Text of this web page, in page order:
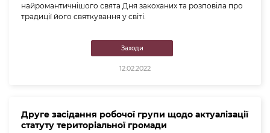
найромантичнішого свята Дня закоханих та розповіла про
традиції його святкування у світі.
Заходи
12.02.2022
Друге засідання робочої групи щодо актуалізації
статуту територіальної громади